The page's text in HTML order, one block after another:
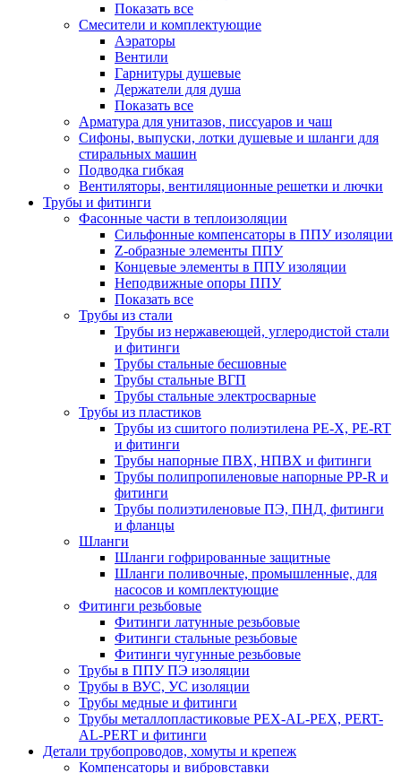
Показать все
Смесители и комплектующие
Аэраторы
Вентили
Гарнитуры душевые
Держатели для душа
Показать все
Арматура для унитазов, писсуаров и чаш
Сифоны, выпуски, лотки душевые и шланги для
стиральных машин
Подводка гибкая
Вентиляторы, вентиляционные решетки и лючки
Трубы и фитинги
Фасонные части в теплоизоляции
Cильфонные компенсаторы в ППУ изоляции
Z-образные элементы ППУ
Концевые элементы в ППУ изоляции
Неподвижные опоры ППУ
Показать все
Трубы из стали
Трубы из нержавеющей, углеродистой стали
и фитинги
Трубы стальные бесшовные
Трубы стальные ВГП
Трубы стальные электросварные
Трубы из пластиков
Трубы из сшитого полиэтилена PE-X, PE-RT
и фитинги
Трубы напорные ПВХ, НПВХ и фитинги
Трубы полипропиленовые напорные PP-R и
фитинги
Трубы полиэтиленовые ПЭ, ПНД, фитинги
и фланцы
Шланги
Шланги гофрированные защитные
Шланги поливочные, промышленные, для
насосов и комплектующие
Фитинги резьбовые
Фитинги латунные резьбовые
Фитинги стальные резьбовые
Фитинги чугунные резьбовые
Трубы в ППУ ПЭ изоляции
Трубы в ВУС, УС изоляции
Трубы медные и фитинги
Трубы металлопластиковые PEX-AL-PEX, PERT-
AL-PERT и фитинги
Детали трубопроводов, хомуты и крепеж
Компенсаторы и вибровставки